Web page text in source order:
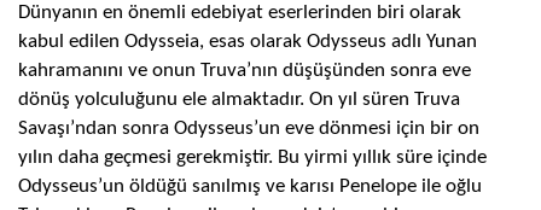
Dünyanın en önemli edebiyat eserlerinden biri olarak
kabul edilen Odysseia, esas olarak Odysseus adlı Yunan
kahramanını ve onun Truva’nın düşüşünden sonra eve
dönüş yolculuğunu ele almaktadır. On yıl süren Truva
Savaşı’ndan sonra Odysseus’un eve dönmesi için bir on
yılın daha geçmesi gerekmiştir. Bu yirmi yıllık süre içinde
Odysseus’un öldüğü sanılmış ve karısı Penelope ile oğlu